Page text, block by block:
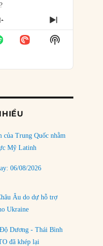
Trump tại Thái Bình
bối chấn động vòng
NEXT
EPISODE
Show
Podcast
của Trung Quốc nhằm
Mỹ Latinh
06/08/2026
Âu do dự hỗ trợ
Ukraine
Dương - Thái Bình
đã khép lại